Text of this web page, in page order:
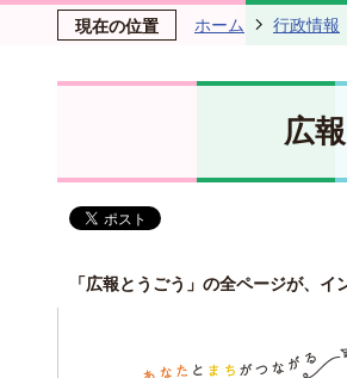
現在の位置 ホーム 行政情報
広
「広報とうごう」の全ページが、イ